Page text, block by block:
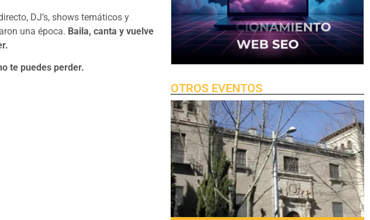
DJ’s, shows temáticos y
una época. Baila, canta y vuelve
te puedes perder.
OTROS EVENTOS